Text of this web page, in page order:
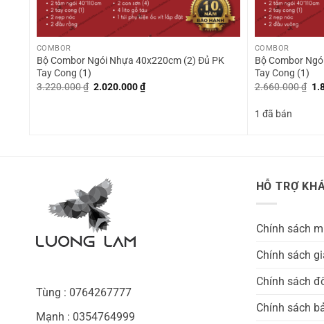
+
COMBOR
Bộ Combor Ngói Nhựa 40x220cm (2) Đủ PK
Tay Cong (1)
3.220.000₫ Giá
2.020.000₫Giá
hiện
+
COMBOR
Bộ Combor
Tay Cong (1)
2.660.000₫
1 đã bán
Tùng : 0764267777
Mạnh : 0354764999
HỖ TRỢ
Chính sách
Chính sách
Chính sách
Chính sách